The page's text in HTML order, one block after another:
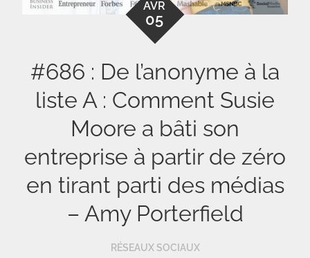
AVR
05
#686 : De l’anonyme à la
liste A : Comment Susie
Moore a bâti son
entreprise à partir de zéro
en tirant parti des médias
– Amy Porterfield
RÉSEAUX SOCIAUX